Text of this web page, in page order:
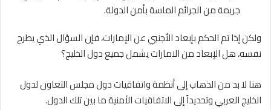
جريمة من الجرائم الماسة بأمن الدولة.
ولكن إذا تم الحكم بإبعاد الأجنبي عن الإمارات، فإن السؤال الذي يطرح
نفسه، هل الإبعاد من الامارات يشمل جميع دول الخليج؟
هنا لا بد من الذهاب إلى أنظمة واتفاقيات دول مجلس التعاون لدول
الخليج العربي وتحديداً إلى الاتفاقيات الأمنية ما بين تلك الدول.